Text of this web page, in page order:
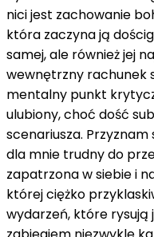
nici jest zachowanie
która zaczyna ją
samej, ale również jej
wewnętrzny rachunek
mentalny punkt
ulubiony, choć dość
scenariusza.
dla mnie trudny do
zapatrzona w siebie i
której ciężko
wydarzeń, które rysują